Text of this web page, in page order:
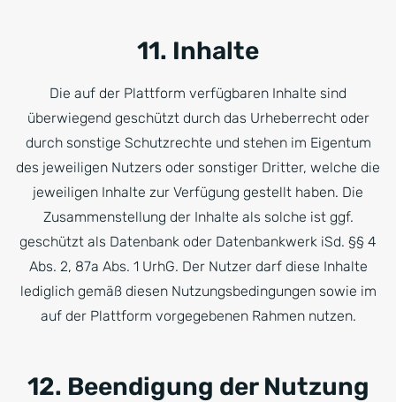
11. Inhalte
Die auf der Plattform verfügbaren Inhalte sind
überwiegend geschützt durch das Urheberrecht oder
durch sonstige Schutzrechte und stehen im Eigentum
des jeweiligen Nutzers oder sonstiger Dritter, welche die
jeweiligen Inhalte zur Verfügung gestellt haben. Die
Zusammenstellung der Inhalte als solche ist ggf.
geschützt als Datenbank oder Datenbankwerk iSd. §§ 4
Abs. 2, 87a Abs. 1 UrhG. Der Nutzer darf diese Inhalte
lediglich gemäß diesen Nutzungsbedingungen sowie im
auf der Plattform vorgegebenen Rahmen nutzen.
12. Beendigung der Nutzung